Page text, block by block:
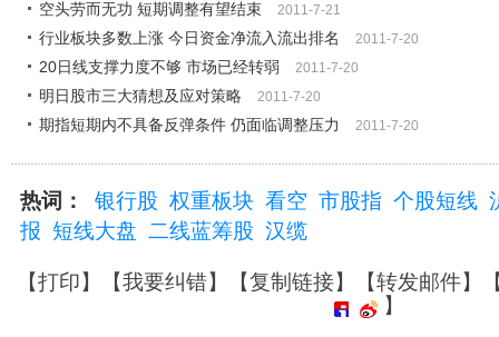
空头劳而无功 短期调整有望结束 2011-7-21
行业板块多数上涨 今日资金净流入流出排名 2011-7-20
20日线支撑力度不够 市场已经转弱 2011-7-20
明日股市三大猜想及应对策略 2011-7-20
期指短期内不具备反弹条件 仍面临调整压力 2011-7-20
热词： 银行股 权重板块 看空 市股指 个股短线
报 短线大盘 二线蓝筹股 汉缆
【打印】【我要纠错】【复制链接】【转发邮件】
】